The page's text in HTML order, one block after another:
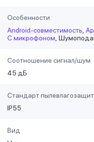
Особенности
Android-совместимость
С микрофоном
Соотношение сигнал/шум
45 дБ
Стандарт
IP55
Вид